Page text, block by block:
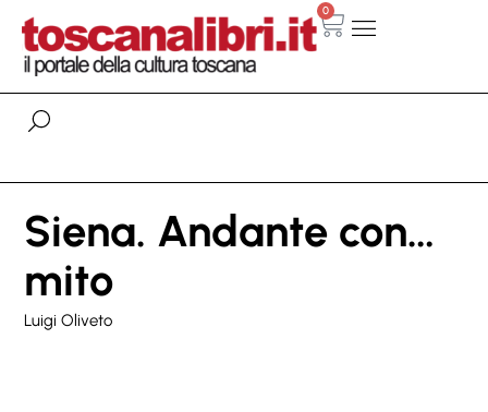
0
Siena. Andante con…
mito
Luigi Oliveto